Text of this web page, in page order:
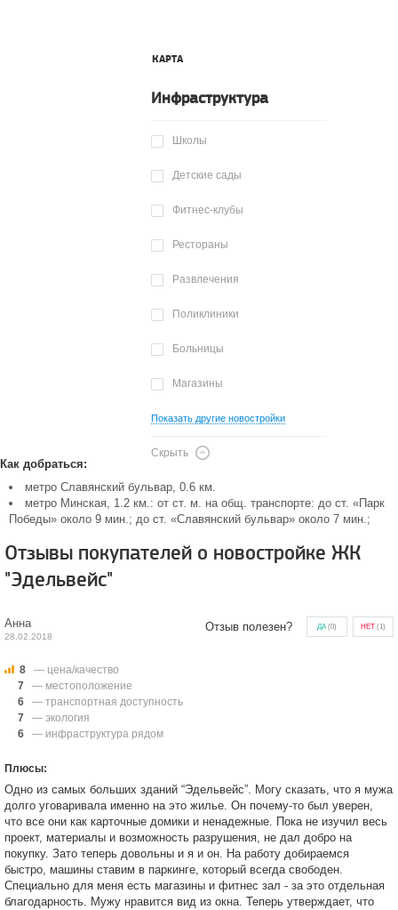
КАРТА
Инфраструктура
Школы
Детские сады
Фитнес-клубы
Рестораны
Развлечения
Поликлиники
Больницы
Магазины
Показать другие новостройки
Скрыть
Как добраться:
метро Славянский бульвар, 0.6 км.
метро Минская, 1.2 км.: от ст. м. на общ. транспорте: до ст. «Парк
Победы» около 9 мин.; до ст. «Славянский бульвар» около 7 мин.;
Отзывы покупателей о новостройке ЖК
"Эдельвейс"
Анна
28.02.2018
Отзыв полезен? ДА(0) НЕТ (1)
8
— цена/качество
7
— местоположение
6
— транспортная доступность
7
— экология
6
— инфраструктура рядом
Плюсы:
Одно из самых больших зданий “Эдельвейс”. Могу сказать, что я мужа
долго уговаривала именно на это жилье. Он почему-то был уверен,
что все они как карточные домики и ненадежные. Пока не изучил весь
проект, материалы и возможность разрушения, не дал добро на
покупку. Зато теперь довольны и я и он. На работу добираемся
быстро, машины ставим в паркинге, который всегда свободен.
Специально для меня есть магазины и фитнес зал - за это отдельная
благодарность. Мужу нравится вид из окна. Теперь утверждает, что